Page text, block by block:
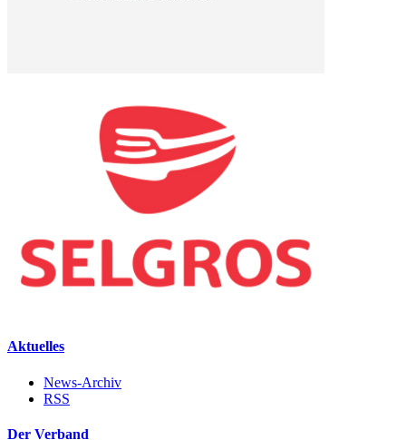
Aktuelles
News-Archiv
RSS
Der Verband